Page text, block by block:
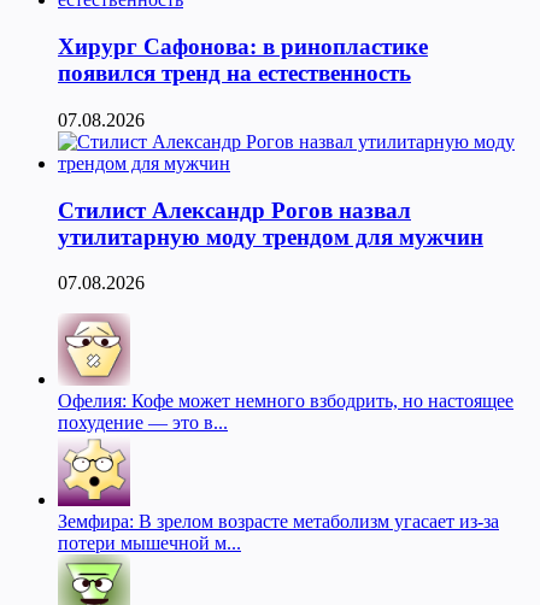
Хирург Сафонова: в ринопластике
появился тренд на естественность
07.08.2026
Стилист Александр Рогов назвал
утилитарную моду трендом для мужчин
07.08.2026
Офелия: Кофе может немного взбодрить, но настоящее
похудение — это в...
Земфира: В зрелом возрасте метаболизм угасает из-за
потери мышечной м...